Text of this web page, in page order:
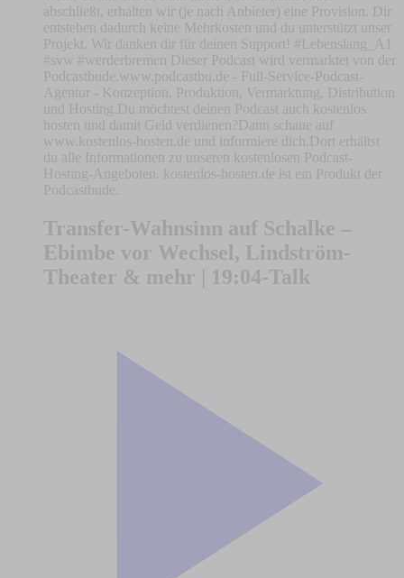
abschließt, erhalten wir (je nach Anbieter) eine Provision. Dir
entstehen dadurch keine Mehrkosten und du unterstützt unser
Projekt. Wir danken dir für deinen Support! #Lebenslang_A1
#svw #werderbremen Dieser Podcast wird vermarktet von der
Podcastbude.www.podcastbu.de - Full-Service-Podcast-
Agentur - Konzeption, Produktion, Vermarktung, Distribution
und Hosting.Du möchtest deinen Podcast auch kostenlos
hosten und damit Geld verdienen?Dann schaue auf
www.kostenlos-hosten.de und informiere dich.Dort erhältst
du alle Informationen zu unseren kostenlosen Podcast-
Hosting-Angeboten. kostenlos-hosten.de ist ein Produkt der
Podcastbude.
Transfer-Wahnsinn auf Schalke –
Ebimbe vor Wechsel, Lindström-
Theater & mehr | 19:04-Talk